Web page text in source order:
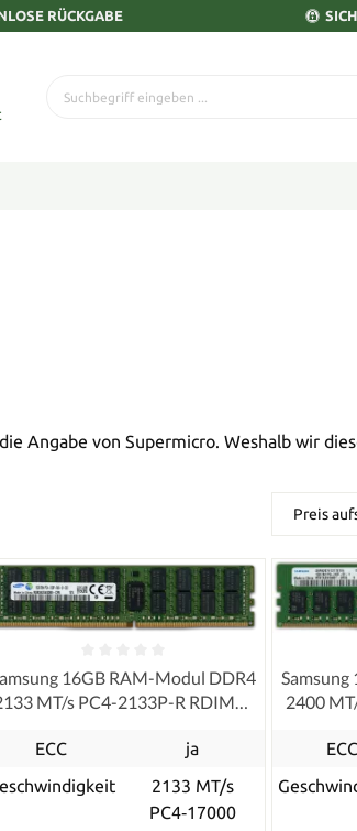
RÜCKGABE
Angabe von Supermicro. Weshalb wir
16GB RAM-Modul DDR4
MT/s PC4-2133P-R RDIMM
ECC
ja
2133 MT/s
PC4‑17000
2400
ECC